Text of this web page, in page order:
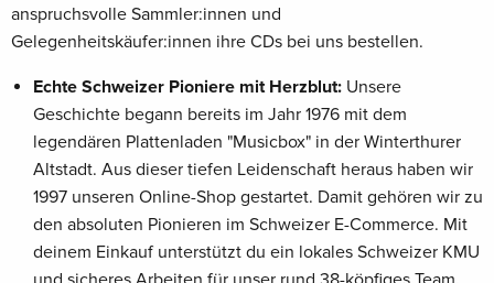
anspruchsvolle Sammler:innen und
Gelegenheitskäufer:innen ihre CDs bei uns bestellen.
Echte Schweizer Pioniere mit Herzblut: Unsere
Geschichte begann bereits im Jahr 1976 mit dem
legendären Plattenladen "Musicbox" in der Winterthurer
Altstadt. Aus dieser tiefen Leidenschaft heraus haben wir
1997 unseren Online-Shop gestartet. Damit gehören wir zu
den absoluten Pionieren im Schweizer E-Commerce. Mit
deinem Einkauf unterstützt du ein lokales Schweizer KMU